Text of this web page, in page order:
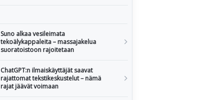
Suno alkaa vesileimata
tekoälykappaleita – massajakelua
suoratoistoon rajoitetaan
ChatGPT:n ilmaiskäyttäjät saavat
rajattomat tekstikeskustelut – nämä
rajat jäävät voimaan